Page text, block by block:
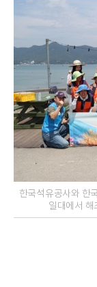
한국석유공사와 한
일대에서 해